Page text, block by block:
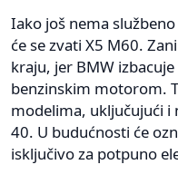
Iako još nema
će se zvati X5 M60.
kraju, jer BMW
benzinskim motorom.
modelima, uključujući i
40. U budućnosti će
isključivo za potpuno